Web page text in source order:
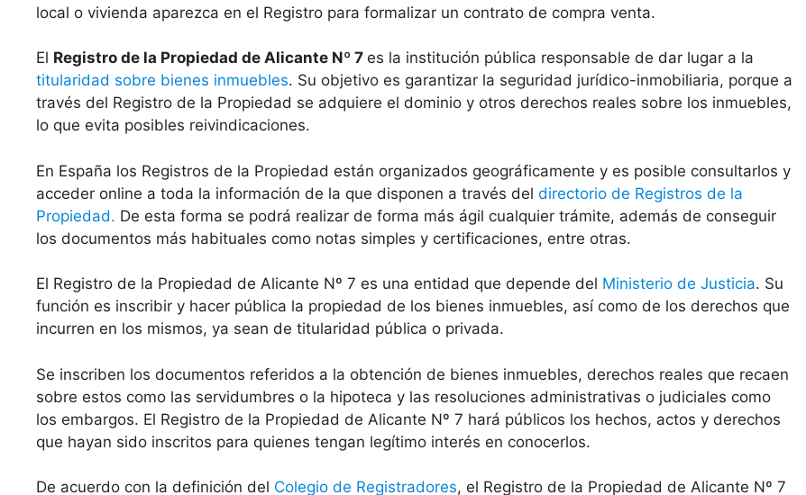
local o vivienda aparezca en el Registro para formalizar un contrato de compra venta.
El Registro de la Propiedad de Alicante Nº 7 es la institución pública responsable de dar lugar a la
titularidad sobre bienes inmuebles. Su objetivo es garantizar la seguridad jurídico-inmobiliaria, porque a
través del Registro de la Propiedad se adquiere el dominio y otros derechos reales sobre los inmuebles,
lo que evita posibles reivindicaciones.
En España los Registros de la Propiedad están organizados geográficamente y es posible consultarlos y
acceder online a toda la información de la que disponen a través del directorio de Registros de la
Propiedad. De esta forma se podrá realizar de forma más ágil cualquier trámite, además de conseguir
los documentos más habituales como notas simples y certificaciones, entre otras.
El Registro de la Propiedad de Alicante Nº 7 es una entidad que depende del Ministerio de Justicia. Su
función es inscribir y hacer pública la propiedad de los bienes inmuebles, así como de los derechos que
incurren en los mismos, ya sean de titularidad pública o privada.
Se inscriben los documentos referidos a la obtención de bienes inmuebles, derechos reales que recaen
sobre estos como las servidumbres o la hipoteca y las resoluciones administrativas o judiciales como
los embargos. El Registro de la Propiedad de Alicante Nº 7 hará públicos los hechos, actos y derechos
que hayan sido inscritos para quienes tengan legítimo interés en conocerlos.
De acuerdo con la definición del Colegio de Registradores, el Registro de la Propiedad de Alicante Nº 7